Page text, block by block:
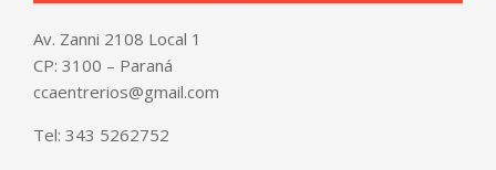
Av. Zanni 2108 Local 1
CP: 3100 – Paraná
ccaentrerios@gmail.com
Tel: 343 5262752